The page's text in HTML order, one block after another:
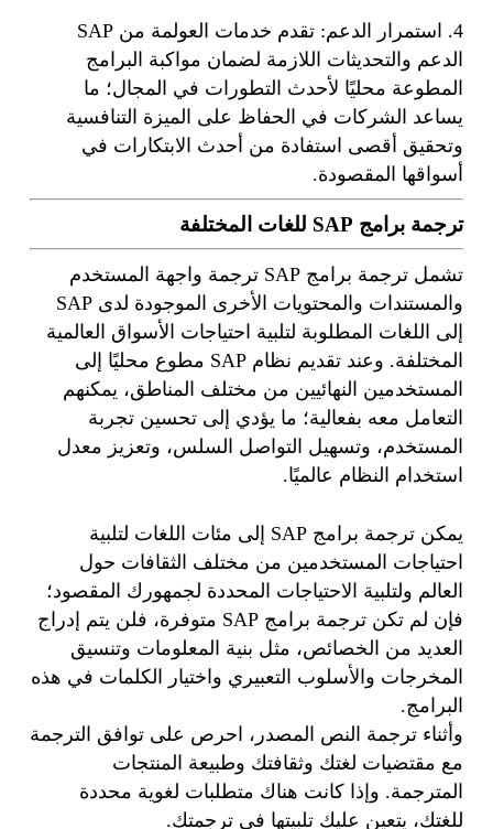
4. استمرار الدعم: تقدم خدمات العولمة من SAP
الدعم والتحديثات اللازمة لضمان مواكبة البرامج
المطوعة محليًا لأحدث التطورات في المجال؛ ما
يساعد الشركات في الحفاظ على الميزة التنافسية
وتحقيق أقصى استفادة من أحدث الابتكارات في
أسواقها المقصودة.
ترجمة برامج SAP للغات المختلفة
تشمل ترجمة برامج SAP ترجمة واجهة المستخدم
والمستندات والمحتويات الأخرى الموجودة لدى SAP
إلى اللغات المطلوبة لتلبية احتياجات الأسواق العالمية
المختلفة. وعند تقديم نظام SAP مطوع محليًا إلى
المستخدمين النهائيين من مختلف المناطق، يمكنهم
التعامل معه بفعالية؛ ما يؤدي إلى تحسين تجربة
المستخدم، وتسهيل التواصل السلس، وتعزيز معدل
استخدام النظام عالميًا.
يمكن ترجمة برامج SAP إلى مئات اللغات لتلبية
احتياجات المستخدمين من مختلف الثقافات حول
العالم ولتلبية الاحتياجات المحددة لجمهورك المقصود؛
فإن لم تكن ترجمة برامج SAP متوفرة، فلن يتم إدراج
العديد من الخصائص، مثل بنية المعلومات وتنسيق
المخرجات والأسلوب التعبيري واختيار الكلمات في هذه
البرامج.
وأثناء ترجمة النص المصدر، احرص على توافق الترجمة
مع مقتضيات لغتك وثقافتك وطبيعة المنتجات
المترجمة. وإذا كانت هناك متطلبات لغوية محددة
للغتك، يتعين عليك تلبيتها في ترجمتك.